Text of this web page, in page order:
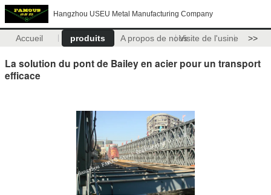
Hangzhou USEU Metal Manufacturing Company
Accueil produits A propos de nousVisite de l'usine >>
La solution du pont de Bailey en acier pour un transport
efficace